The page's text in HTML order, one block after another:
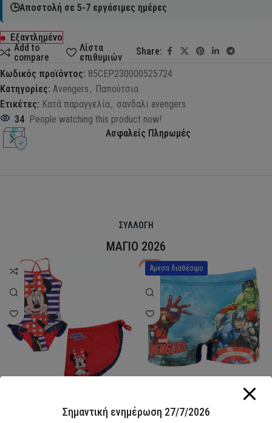
🕒Αποστολή σε 5-7 εργάσιμες ημέρες
Εξαντλημένο
Add to
compare
Λίστα
επιθυμιών
Share:
Κωδικός προϊόντος: 85CEP230000525724
Κατηγορίες: Avengers , Παπούτσια
Ετικέτες: Κατά παραγγελία, σανδαλι avengers
34 People watching this product now!
Ασφαλείς Πληρωμές
ΣΥΛΛΟΓΗ
ΜΑΓΙΟ 2026
Άμεσα διαθέσιμο
HOT
Παιδικό Μαγιό Boxer Avengers
Avengers
Σημαντική ενημέρωση 27/7/2026